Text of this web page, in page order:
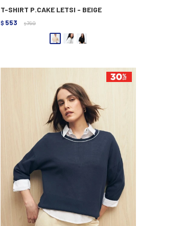
T-SHIRT P.CAKE LETSI - BEIGE
$ 553 $ 790